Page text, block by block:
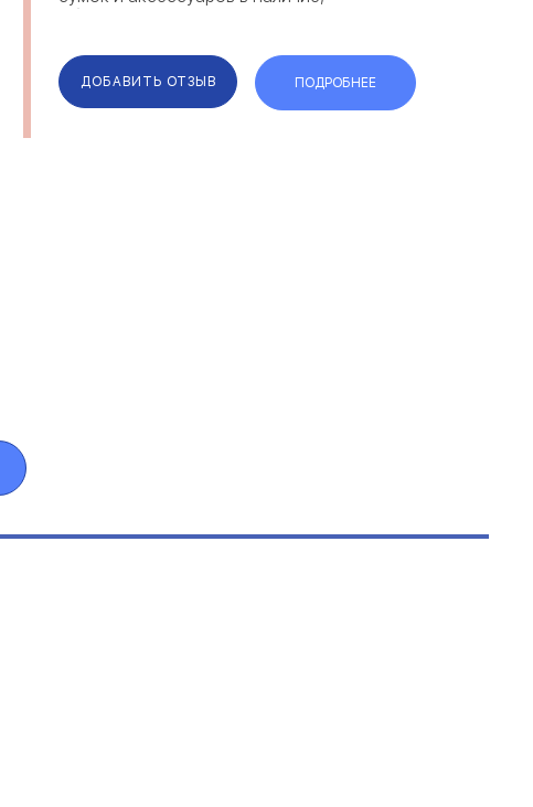
обновляемых каждую неделю,
стилевых предпочтений. А также мы
представляем эксклю...
ДОБАВИТЬ ОТЗЫВ ПОДРОБНЕЕ